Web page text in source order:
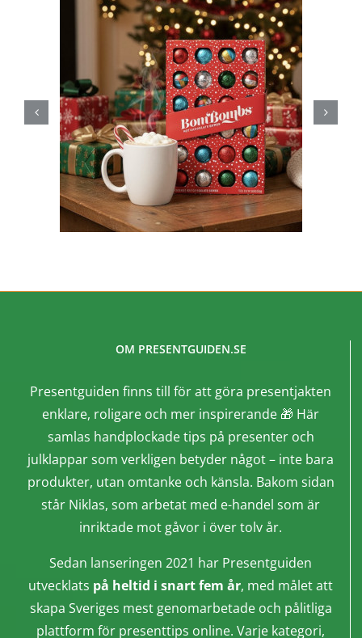
OM PRESENTGUIDEN.SE
Presentguiden finns till för att göra presentjakten
enklare, roligare och mer inspirerande 🎁 Här
samlas handplockade tips på presenter och
julklappar som verkligen betyder något – inte bara
produkter, utan omtanke och känsla. Bakom sidan
står Niklas, som arbetat med e-handel som är
inriktade mot gåvor i över tolv år.
Sedan lanseringen 2021 har Presentguiden
utvecklats på heltid i snart fem år, med målet att
skapa Sveriges mest genomarbetade och pålitliga
plattform för presenttips online. Varje kategori,